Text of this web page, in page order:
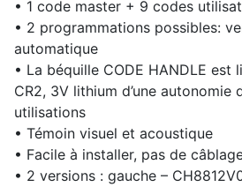
• 1 code master + 9 codes
• 2 programmations possibles:
automatique
• La béquille CODE HANDLE est
CR2, 3V lithium d’une autonomie
utilisations
• Témoin visuel et acoustique
• Facile à installer, pas de
• 2 versions : gauche –